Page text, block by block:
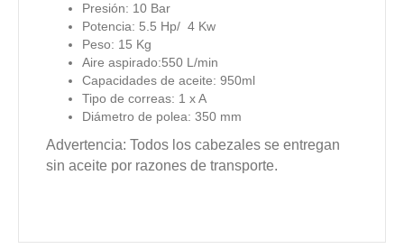
Presión: 10 Bar
Potencia: 5.5 Hp/ 4 Kw
Peso: 15 Kg
Aire aspirado:550 L/min
Capacidades de aceite: 950ml
Tipo de correas: 1 x A
Diámetro de polea: 350 mm
Advertencia: Todos los cabezales se entregan
sin aceite por razones de transporte.